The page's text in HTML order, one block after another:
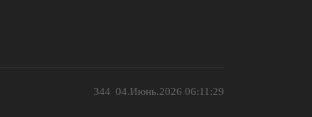
04.Июнь.2026 06:11:29
344